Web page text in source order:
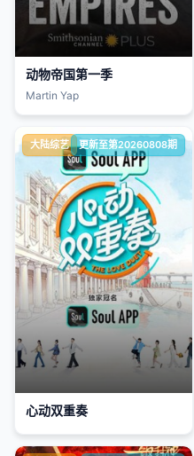
动物帝国第一季
Martin Yap
大陆综艺 更新至第20260808期
心动双重奏